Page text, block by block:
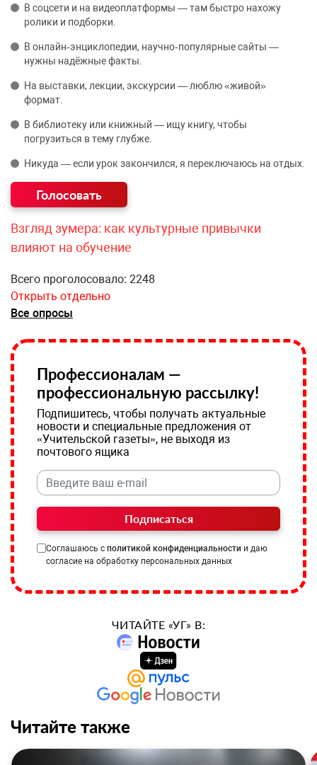
В соцсети и на видеоплатформы — там быстро нахожу
ролики и подборки.
В онлайн‑энциклопедии, научно‑популярные сайты —
нужны надёжные факты.
На выставки, лекции, экскурсии — люблю «живой»
формат.
В библиотеку или книжный — ищу книгу, чтобы
погрузиться в тему глубже.
Никуда — если урок закончился, я переключаюсь на отдых.
Взгляд зумера: как культурные привычки
влияют на обучение
Всего проголосовало: 2248
Открыть отдельно
Все опросы
Профессионалам —
профессиональную рассылку!
Подпишитесь, чтобы получать актуальные
новости и специальные предложения от
«Учительской газеты», не выходя из
почтового ящика
Подписаться
Соглашаюсь с политикой конфиденциальности и даю
согласие на обработку персональных данных
ЧИТАЙТЕ «УГ» В:
Читайте также